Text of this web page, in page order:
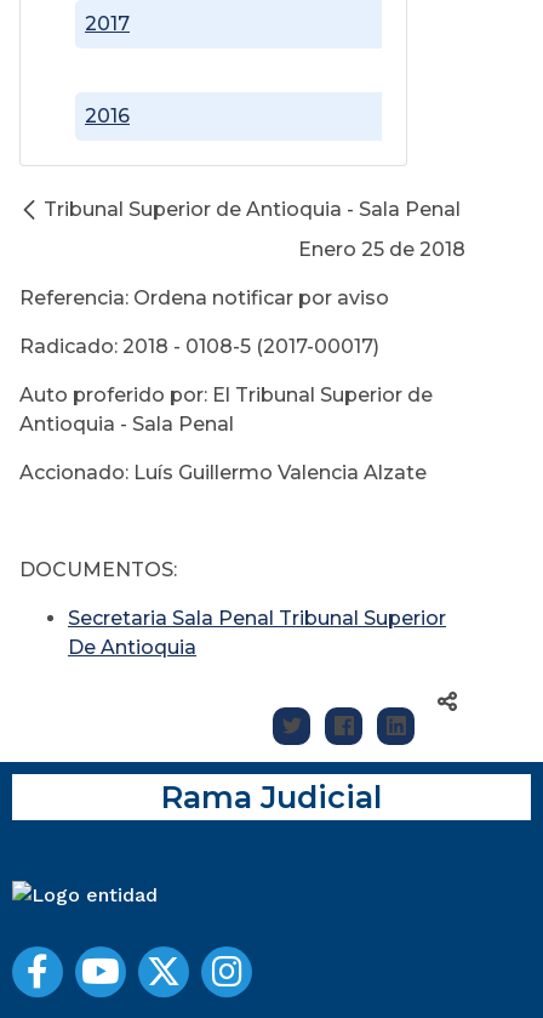
2016
2017
Tribunal Superior de Antioquia - Sala Penal
Enero 25 de 2018
Referencia: Ordena notificar por aviso
Radicado: 2018 - 0108-5 (2017-00017)
Auto proferido por: El Tribunal Superior de
Antioquia - Sala Penal
Accionado: Luís Guillermo Valencia Alzate
DOCUMENTOS:
Secretaria Sala Penal Tribunal Superior
De Antioquia
Rama Judicial